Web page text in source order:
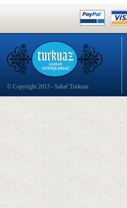
© Copyright 2013 - Sahaf Turkuaz